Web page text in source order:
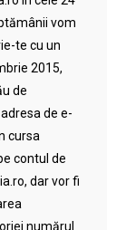
vom
te cu un
2015,
de
de e-
cursa
contul de
dar vor fi
numărul